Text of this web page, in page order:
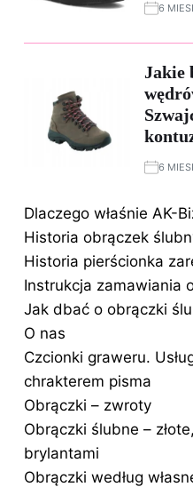
6
Jakie
6
Dlaczego właśnie AK-
Historia obrączek
Historia pierścionka
Instrukcja zamawiania
Jak dbać o obrączki
O nas
Czcionki graweru.
chrakterem pisma
Obrączki – zwroty
Obrączki ślubne –
brylantami
Obrączki według